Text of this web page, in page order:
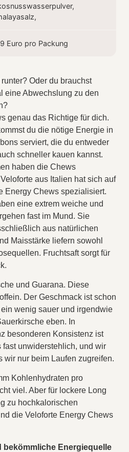
Euro pro Packung
Oder du brauchst
eine Abwechslung zu den
genau das Richtige für dich.
du die nötige Energie in
serviert, die du entweder
schneller kauen kannst.
haben die Chews
aus Italien hat sich auf
Energy Chews spezialisiert.
eine extrem weiche und
fast im Mund. Sie
aus natürlichen
Maisstärke liefern sowohl
Fruchtsaft sorgt für
und Guarana. Diese
Der Geschmack ist schon
wenig sauer und irgendwie
eben. In
besonderen Konsistenz ist
unwiderstehlich, und wir
wir nur beim Laufen zugreifen.
Kohlenhydraten pro
viel. Aber für lockere Long
zu hochkalorischen
die Veloforte Energy Chews
bekömmliche Energiequelle